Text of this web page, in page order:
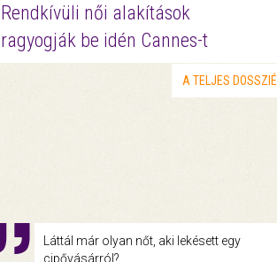
Rendkívüli női alakítások
ragyogják be idén Cannes-t
A TELJES DOSSZIÉ
Láttál már olyan nőt, aki lekésett egy
cipővásárról?